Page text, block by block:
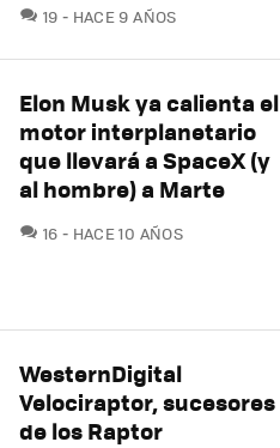
19 COMENTARIOS
HACE 9 AÑOS
Elon Musk ya calienta el
motor interplanetario
que llevará a SpaceX (y
al hombre) a Marte
16 COMENTARIOS
HACE 10 AÑOS
WesternDigital
Velociraptor, sucesores
de los Raptor